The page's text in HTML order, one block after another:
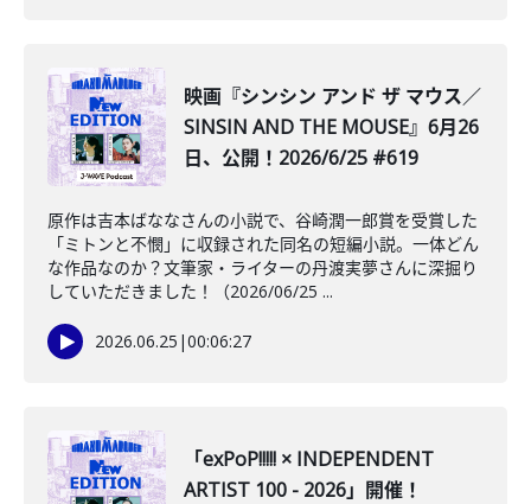
映画『シンシン アンド ザ マウス／
SINSIN AND THE MOUSE』6月26
日、公開！2026/6/25 #619
原作は吉本ばななさんの小説で、谷崎潤一郎賞を受賞した
「ミトンと不憫」に収録された同名の短編小説。一体どん
な作品なのか？文筆家・ライターの丹渡実夢さんに深掘り
していただきました！（2026/06/25 ...
2026.06.25 |00:06:27
「exPoP!!!!! × INDEPENDENT
ARTIST 100 - 2026」開催！